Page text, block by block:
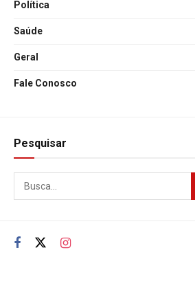
Política
Saúde
Geral
Fale Conosco
Pesquisar